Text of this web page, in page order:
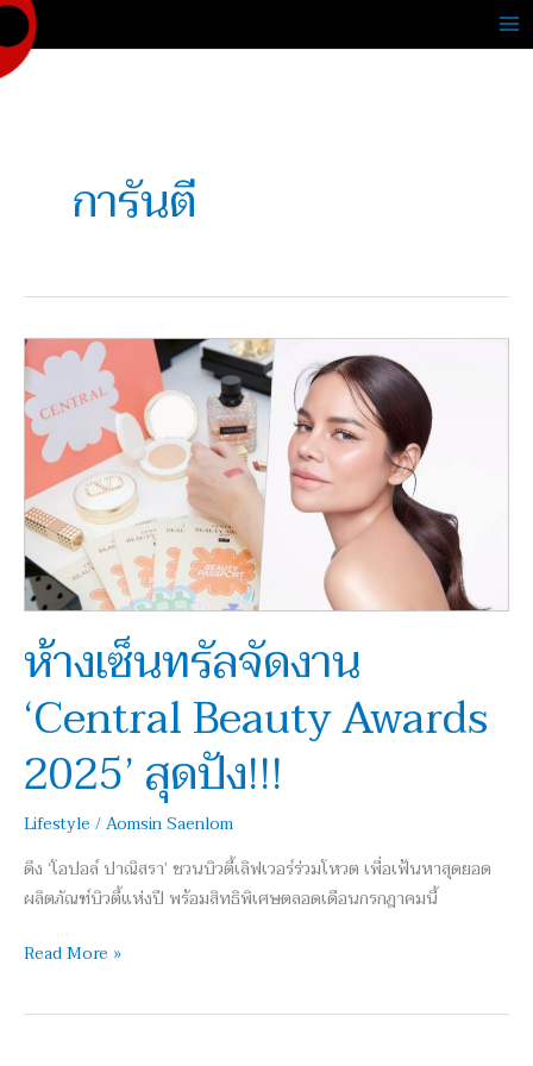
Skip
to
content
การันตี
ห้างเซ็นทรัลจัดงาน
‘Central Beauty Awards
2025’ สุดปัง!!!
Lifestyle /Aomsin Saenlom
ดึง ‘โอปอล์ ปาณิสรา’ ชวนบิวตี้เลิฟเวอร์ร่วมโหวต เพื่อเฟ้นหาสุดยอด
ผลิตภัณฑ์บิวตี้แห่งปี พร้อมสิทธิพิเศษตลอดเดือนกรกฎาคมนี้
ห้าง
เซ็นทรัล
จัด
งาน
‘Central
Beauty
Awards
2025’
สุด
ปัง!!!
Read More »